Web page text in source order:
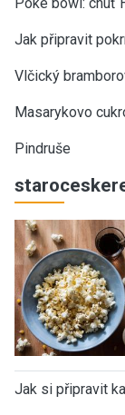
Jak připravit
Vlčický
Masarykovo
Pindruše
Jak si připravit